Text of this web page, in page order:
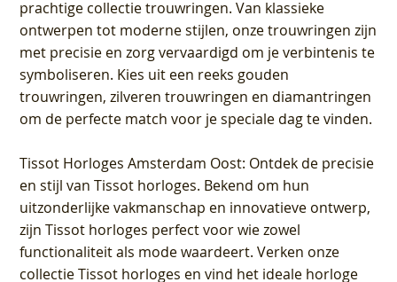
prachtige collectie trouwringen. Van klassieke
ontwerpen tot moderne stijlen, onze trouwringen zijn
met precisie en zorg vervaardigd om je verbintenis te
symboliseren. Kies uit een reeks gouden
trouwringen, zilveren trouwringen en diamantringen
om de perfecte match voor je speciale dag te vinden.
Tissot Horloges Amsterdam Oost: Ontdek de precisie
en stijl van Tissot horloges. Bekend om hun
uitzonderlijke vakmanschap en innovatieve ontwerp,
zijn Tissot horloges perfect voor wie zowel
functionaliteit als mode waardeert. Verken onze
collectie Tissot horloges en vind het ideale horloge